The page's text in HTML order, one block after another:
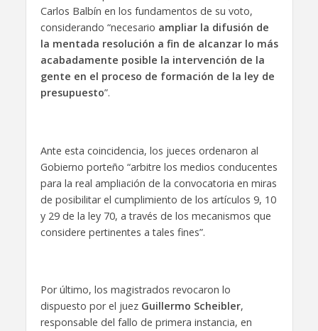
Carlos Balbín en los fundamentos de su voto,
considerando “necesario ampliar la difusión de
la mentada resolución a fin de alcanzar lo más
acabadamente posible la intervención de la
gente en el proceso de formación de la ley de
presupuesto”.
Ante esta coincidencia, los jueces ordenaron al
Gobierno porteño “arbitre los medios conducentes
para la real ampliación de la convocatoria en miras
de posibilitar el cumplimiento de los artículos 9, 10
y 29 de la ley 70, a través de los mecanismos que
considere pertinentes a tales fines”.
Por último, los magistrados revocaron lo
dispuesto por el juez Guillermo Scheibler,
responsable del fallo de primera instancia, en